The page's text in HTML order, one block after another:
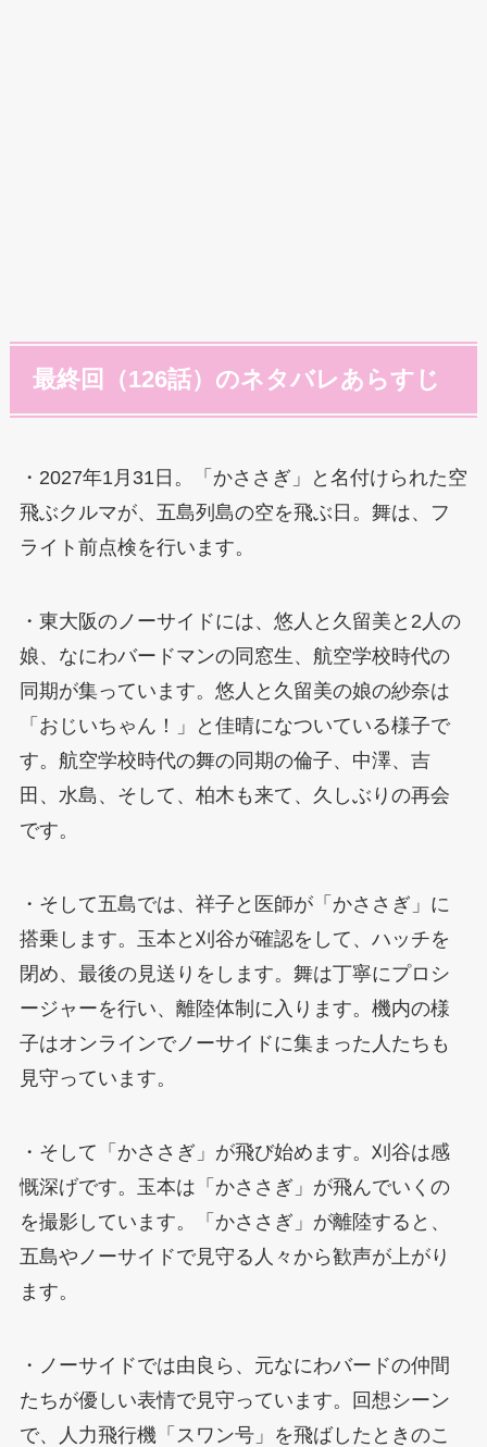
最終回（126話）のネタバレあらすじ
・2027年1月31日。「かささぎ」と名付けられた空
飛ぶクルマが、五島列島の空を飛ぶ日。舞は、フ
ライト前点検を行います。
・東大阪のノーサイドには、悠人と久留美と2人の
娘、なにわバードマンの同窓生、航空学校時代の
同期が集っています。悠人と久留美の娘の紗奈は
「おじいちゃん！」と佳晴になついている様子で
す。航空学校時代の舞の同期の倫子、中澤、吉
田、水島、そして、柏木も来て、久しぶりの再会
です。
・そして五島では、祥子と医師が「かささぎ」に
搭乗します。玉本と刈谷が確認をして、ハッチを
閉め、最後の見送りをします。舞は丁寧にプロシ
ージャーを行い、離陸体制に入ります。機内の様
子はオンラインでノーサイドに集まった人たちも
見守っています。
・そして「かささぎ」が飛び始めます。刈谷は感
慨深げです。玉本は「かささぎ」が飛んでいくの
を撮影しています。「かささぎ」が離陸すると、
五島やノーサイドで見守る人々から歓声が上がり
ます。
・ノーサイドでは由良ら、元なにわバードの仲間
たちが優しい表情で見守っています。回想シーン
で、人力飛行機「スワン号」を飛ばしたときのこ